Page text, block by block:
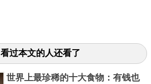
看过本文的人还看了
世界上最珍稀的十大食物：有钱也